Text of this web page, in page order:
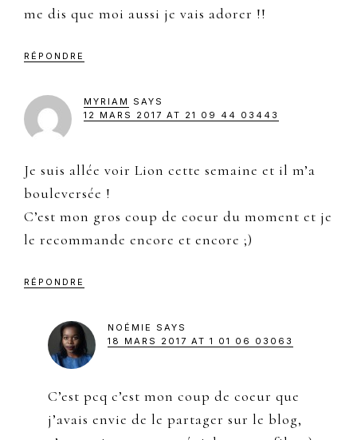
me dis que moi aussi je vais adorer !!
RÉPONDRE
MYRIAM
SAYS
12 MARS 2017 AT 21 09 44 03443
Je suis allée voir Lion cette semaine et il m’a
bouleversée !
C’est mon gros coup de coeur du moment et je
le recommande encore et encore ;)
RÉPONDRE
NOÉMIE
SAYS
18 MARS 2017 AT 1 01 06 03063
C’est pcq c’est mon coup de coeur que
j’avais envie de le partager sur le blog,